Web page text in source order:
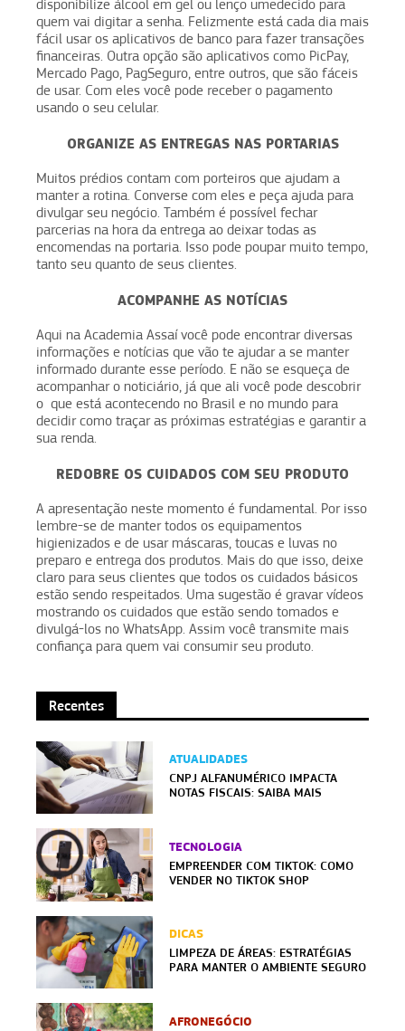
disponibilize álcool em gel ou lenço umedecido para
quem vai digitar a senha. Felizmente está cada dia mais
fácil usar os aplicativos de banco para fazer transações
financeiras. Outra opção são aplicativos como PicPay,
Mercado Pago, PagSeguro, entre outros, que são fáceis
de usar. Com eles você pode receber o pagamento
usando o seu celular.
ORGANIZE AS ENTREGAS NAS PORTARIAS
Muitos prédios contam com porteiros que ajudam a
manter a rotina. Converse com eles e peça ajuda para
divulgar seu negócio. Também é possível fechar
parcerias na hora da entrega ao deixar todas as
encomendas na portaria. Isso pode poupar muito tempo,
tanto seu quanto de seus clientes.
ACOMPANHE AS NOTÍCIAS
Aqui na Academia Assaí você pode encontrar diversas
informações e notícias que vão te ajudar a se manter
informado durante esse período. E não se esqueça de
acompanhar o noticiário, já que ali você pode descobrir
o que está acontecendo no Brasil e no mundo para
decidir como traçar as próximas estratégias e garantir a
sua renda.
REDOBRE OS CUIDADOS COM SEU PRODUTO
A apresentação neste momento é fundamental. Por isso
lembre-se de manter todos os equipamentos
higienizados e de usar máscaras, toucas e luvas no
preparo e entrega dos produtos. Mais do que isso, deixe
claro para seus clientes que todos os cuidados básicos
estão sendo respeitados. Uma sugestão é gravar vídeos
mostrando os cuidados que estão sendo tomados e
divulgá-los no WhatsApp. Assim você transmite mais
confiança para quem vai consumir seu produto.
Recentes
ATUALIDADES
CNPJ ALFANUMÉRICO IMPACTA
NOTAS FISCAIS: SAIBA MAIS
TECNOLOGIA
EMPREENDER COM TIKTOK: COMO
VENDER NO TIKTOK SHOP
DICAS
LIMPEZA DE ÁREAS: ESTRATÉGIAS
PARA MANTER O AMBIENTE SEGURO
AFRONEGÓCIO